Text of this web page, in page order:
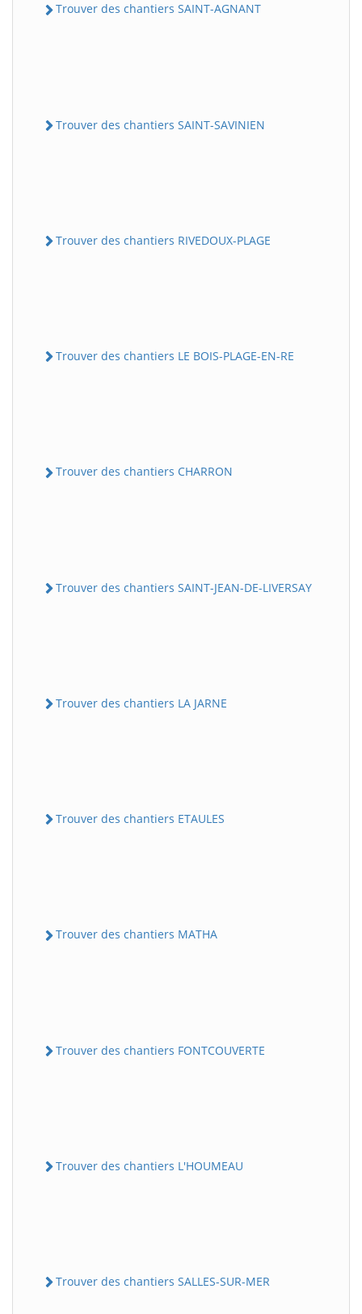
Trouver des chantiers SAINT-AGNANT
Trouver des chantiers SAINT-SAVINIEN
Trouver des chantiers RIVEDOUX-PLAGE
Trouver des chantiers LE BOIS-PLAGE-EN-RE
Trouver des chantiers CHARRON
Trouver des chantiers SAINT-JEAN-DE-LIVERSAY
Trouver des chantiers LA JARNE
Trouver des chantiers ETAULES
Trouver des chantiers MATHA
Trouver des chantiers FONTCOUVERTE
Trouver des chantiers L'HOUMEAU
Trouver des chantiers SALLES-SUR-MER